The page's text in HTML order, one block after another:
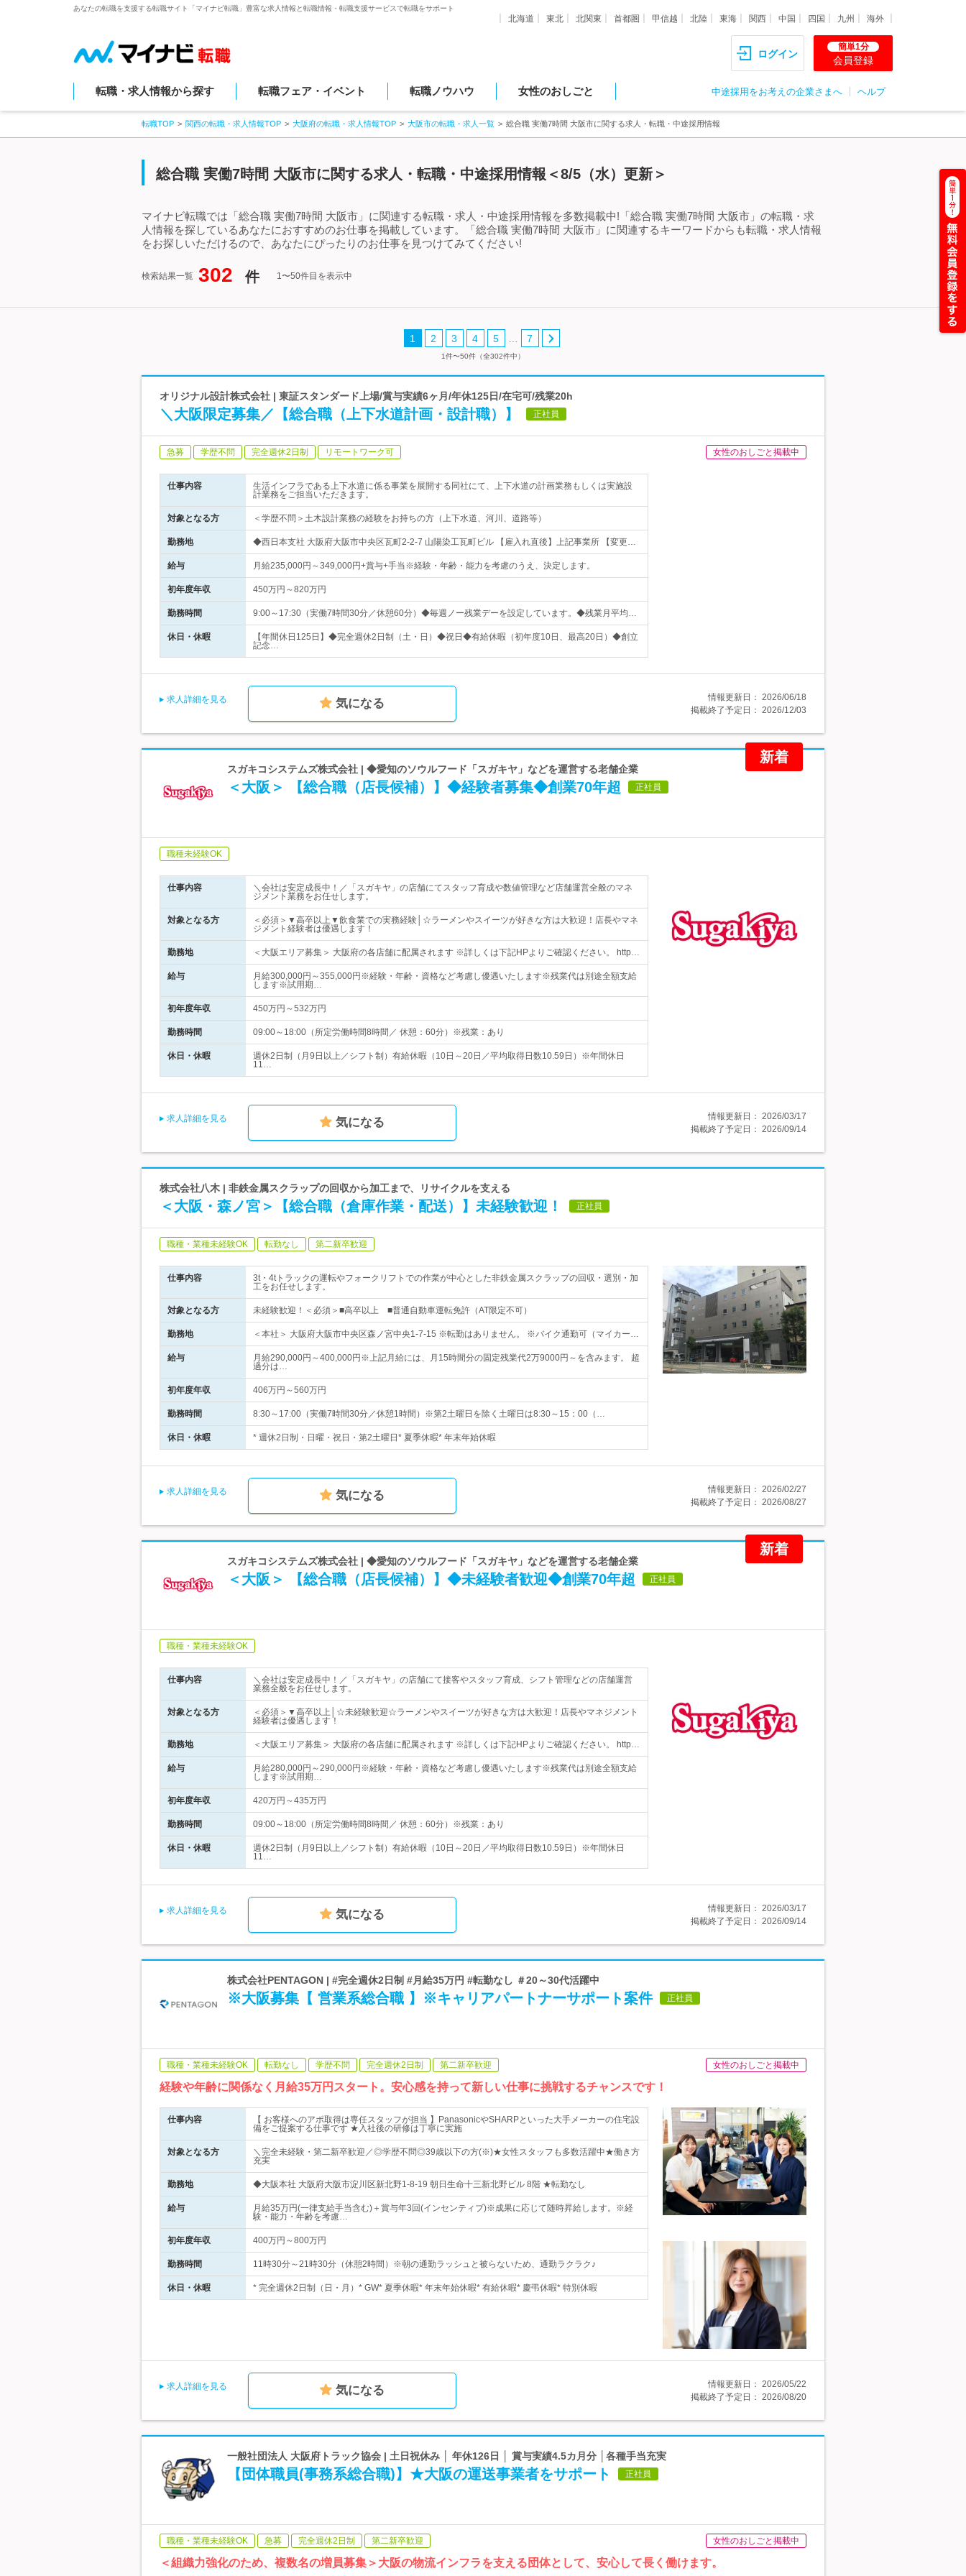
あなたの転職を支援する転職サイト「マイナビ転職」豊富な求人情報と転職情報・転職支援サービスで転職をサポート
北海道 東北 北関東 首都圏 甲信越 北陸 東海 関西 中国 四国 九州 海外
ログイン
簡単1分
会員登録
転職・求人情報から探す 転職フェア・イベント 転職ノウハウ 女性のおしごと 中途採用をお考えの企業さまへ ヘルプ
転職TOP 関西の転職・求人情報TOP 大阪府の転職・求人情報TOP 大阪市の転職・求人一覧 総合職 実働7時間 大阪市に関する求人・転職・中途採用情報
総合職 実働7時間 大阪市に関する求人・転職・中途採用情報＜8/5（水）更新＞
マイナビ転職では「総合職 実働7時間 大阪市」に関連する転職・求人・中途採用情報を多数掲載中!「総合職 実働7時間 大阪市」の転職・求
人情報を探しているあなたにおすすめのお仕事を掲載しています。「総合職 実働7時間 大阪市」に関連するキーワードからも転職・求人情報
をお探しいただけるので、あなたにぴったりのお仕事を見つけてみてください!
検索結果一覧 302 件 1〜50件目を表示中
1 2 3 4 5 7
1件〜50件（全302件中）
オリジナル設計株式会社 | 東証スタンダード上場/賞与実績6ヶ月/年休125日/在宅可/残業20h
＼大阪限定募集／【総合職（上下水道計画・設計職）】 正社員
急募 学歴不問 完全週休2日制 リモートワーク可 女性のおしごと掲載中
仕事内容
生活インフラである上下水道に係る事業を展開する同社にて、上下水道の計画業務もしくは実施設
計業務をご担当いただきます。
対象となる方 ＜学歴不問＞土木設計業務の経験をお持ちの方（上下水道、河川、道路等）
勤務地 ◆西日本支社 大阪府大阪市中央区瓦町2-2-7 山陽染工瓦町ビル 【雇入れ直後】上記事業所 【変更…
給与 月給235,000円～349,000円+賞与+手当※経験・年齢・能力を考慮のうえ、決定します。
初年度年収 450万円～820万円
勤務時間 9:00～17:30（実働7時間30分／休憩60分）◆毎週ノー残業デーを設定しています。◆残業月平均…
休日・休暇
【年間休日125日】◆完全週休2日制（土・日）◆祝日◆有給休暇（初年度10日、最高20日）◆創立
記念…
求人詳細を見る 気になる 情報更新日： 2026/06/18
掲載終了予定日： 2026/12/03
新着
スガキコシステムズ株式会社 | ◆愛知のソウルフード「スガキヤ」などを運営する老舗企業
＜大阪＞ 【総合職（店長候補）】◆経験者募集◆創業70年超 正社員
職種未経験OK
仕事内容
＼会社は安定成長中！／「スガキヤ」の店舗にてスタッフ育成や数値管理など店舗運営全般のマネ
ジメント業務をお任せします。
対象となる方
＜必須＞▼高卒以上▼飲食業での実務経験│☆ラーメンやスイーツが好きな方は大歓迎！店長やマネ
ジメント経験者は優遇します！
勤務地 ＜大阪エリア募集＞ 大阪府の各店舗に配属されます ※詳しくは下記HPよりご確認ください。 http…
給与
月給300,000円～355,000円※経験・年齢・資格など考慮し優遇いたします※残業代は別途全額支給
します※試用期…
初年度年収 450万円～532万円
勤務時間 09:00～18:00（所定労働時間8時間／ 休憩：60分）※残業：あり
休日・休暇
週休2日制（月9日以上／シフト制）有給休暇（10日～20日／平均取得日数10.59日）※年間休日
11…
求人詳細を見る 気になる 情報更新日： 2026/03/17
掲載終了予定日： 2026/09/14
株式会社八木 | 非鉄金属スクラップの回収から加工まで、リサイクルを支える
＜大阪・森ノ宮＞【総合職（倉庫作業・配送）】未経験歓迎！ 正社員
職種・業種未経験OK 転勤なし 第二新卒歓迎
仕事内容
3t・4tトラックの運転やフォークリフトでの作業が中心とした非鉄金属スクラップの回収・選別・加
工をお任せします。
対象となる方 未経験歓迎！＜必須＞■高卒以上 ■普通自動車運転免許（AT限定不可）
勤務地 ＜本社＞ 大阪府大阪市中央区森ノ宮中央1-7-15 ※転勤はありません。 ※バイク通勤可（マイカー…
給与
月給290,000円～400,000円※上記月給には、月15時間分の固定残業代2万9000円～を含みます。 超
過分は…
初年度年収 406万円～560万円
勤務時間 8:30～17:00（実働7時間30分／休憩1時間）※第2土曜日を除く土曜日は8:30～15：00（…
休日・休暇 * 週休2日制・日曜・祝日・第2土曜日* 夏季休暇* 年末年始休暇
求人詳細を見る 気になる 情報更新日： 2026/02/27
掲載終了予定日： 2026/08/27
新着
スガキコシステムズ株式会社 | ◆愛知のソウルフード「スガキヤ」などを運営する老舗企業
＜大阪＞ 【総合職（店長候補）】◆未経験者歓迎◆創業70年超 正社員
職種・業種未経験OK
仕事内容
＼会社は安定成長中！／「スガキヤ」の店舗にて接客やスタッフ育成、シフト管理などの店舗運営
業務全般をお任せします。
対象となる方
＜必須＞▼高卒以上│☆未経験歓迎☆ラーメンやスイーツが好きな方は大歓迎！店長やマネジメント
経験者は優遇します！
勤務地 ＜大阪エリア募集＞ 大阪府の各店舗に配属されます ※詳しくは下記HPよりご確認ください。 http…
給与
月給280,000円～290,000円※経験・年齢・資格など考慮し優遇いたします※残業代は別途全額支給
します※試用期…
初年度年収 420万円～435万円
勤務時間 09:00～18:00（所定労働時間8時間／ 休憩：60分）※残業：あり
休日・休暇
週休2日制（月9日以上／シフト制）有給休暇（10日～20日／平均取得日数10.59日）※年間休日
11…
求人詳細を見る 気になる 情報更新日： 2026/03/17
掲載終了予定日： 2026/09/14
株式会社PENTAGON | #完全週休2日制 #月給35万円 #転勤なし ＃20～30代活躍中
※大阪募集【 営業系総合職 】※キャリアパートナーサポート案件 正社員
職種・業種未経験OK 転勤なし 学歴不問 完全週休2日制 第二新卒歓迎 女性のおしごと掲載中
経験や年齢に関係なく月給35万円スタート。安心感を持って新しい仕事に挑戦するチャンスです！
仕事内容
【 お客様へのアポ取得は専任スタッフが担当 】PanasonicやSHARPといった大手メーカーの住宅設
備をご提案する仕事です ★入社後の研修は丁寧に実施
対象となる方
＼完全未経験・第二新卒歓迎／◎学歴不問◎39歳以下の方(※)★女性スタッフも多数活躍中★働き方
充実
勤務地 ◆大阪本社 大阪府大阪市淀川区新北野1-8-19 朝日生命十三新北野ビル 8階 ★転勤なし
給与
月給35万円(一律支給手当含む)＋賞与年3回(インセンティブ)※成果に応じて随時昇給します。※経
験・能力・年齢を考慮…
初年度年収 400万円～800万円
勤務時間 11時30分～21時30分（休憩2時間）※朝の通勤ラッシュと被らないため、通勤ラクラク♪
休日・休暇 * 完全週休2日制（日・月）* GW* 夏季休暇* 年末年始休暇* 有給休暇* 慶弔休暇* 特別休暇
求人詳細を見る 気になる 情報更新日： 2026/05/22
掲載終了予定日： 2026/08/20
一般社団法人 大阪府トラック協会 | 土日祝休み │ 年休126日 │ 賞与実績4.5カ月分 │各種手当充実
【団体職員(事務系総合職)】★大阪の運送事業者をサポート 正社員
職種・業種未経験OK 急募 完全週休2日制 第二新卒歓迎 女性のおしごと掲載中
＜組織力強化のため、複数名の増員募集＞大阪の物流インフラを支える団体として、安心して長く働けます。